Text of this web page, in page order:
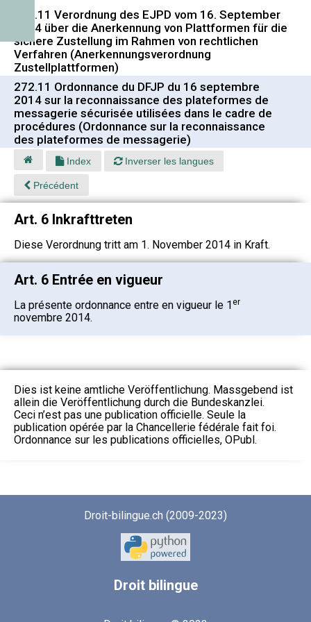
272.11 Verordnung des EJPD vom 16. September
2014 über die Anerkennung von Plattformen für die
sichere Zustellung im Rahmen von rechtlichen
Verfahren (Anerkennungsverordnung
Zustellplattformen)
272.11 Ordonnance du DFJP du 16 septembre
2014 sur la reconnaissance des plateformes de
messagerie sécurisée utilisées dans le cadre de
procédures (Ordonnance sur la reconnaissance
des plateformes de messagerie)
Index Inverser les langues
Précédent
Art. 6 Inkrafttreten
Diese Verordnung tritt am 1. November 2014 in Kraft.
Art. 6 Entrée en vigueur
La présente ordonnance entre en vigueur le 1er
novembre 2014.
Dies ist keine amtliche Veröffentlichung. Massgebend ist
allein die Veröffentlichung durch die Bundeskanzlei.
Ceci n’est pas une publication officielle. Seule la
publication opérée par la Chancellerie fédérale fait foi.
Ordonnance sur les publications officielles, OPubl.
Droit-bilingue.ch (2009-2023)
Droitbilingue